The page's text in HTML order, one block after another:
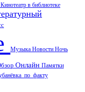
Кинотеатр в библиотеке
Музыка Новости Ночь
Онлайн Памятки